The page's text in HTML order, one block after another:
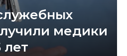
медики
лет